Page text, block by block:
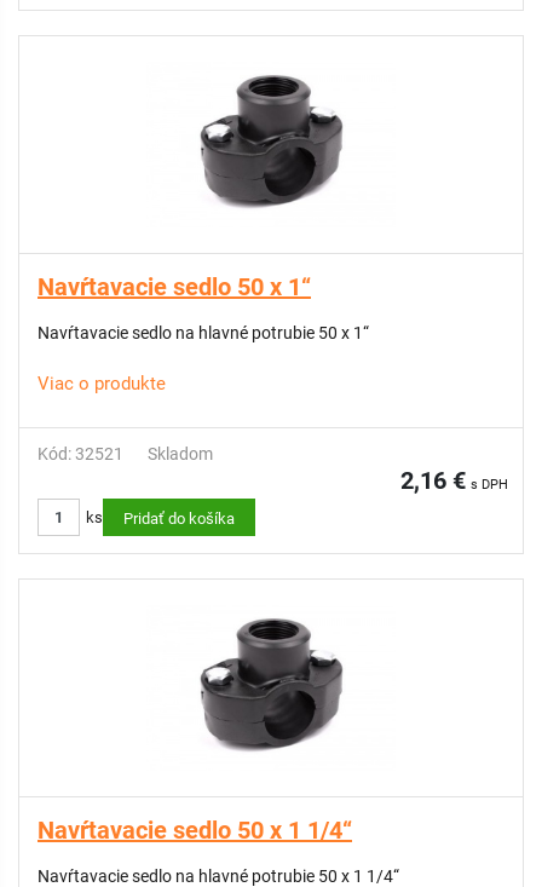
Navŕtavacie sedlo 50 x 1“
Navŕtavacie sedlo na hlavné potrubie 50 x 1“
Viac o produkte
Kód: 32521 Skladom
2,16 € s DPH
ks Pridať do košíka
Navŕtavacie sedlo 50 x 1 1/4“
Navŕtavacie sedlo na hlavné potrubie 50 x 1 1/4“